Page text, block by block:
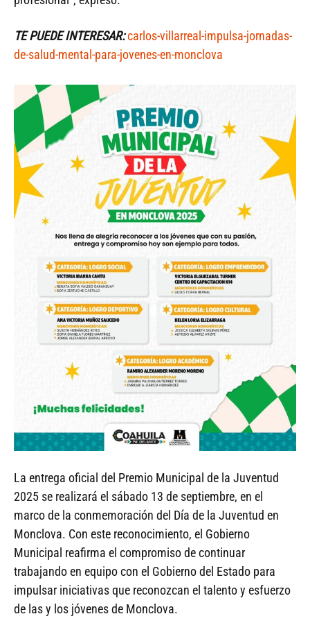
TE PUEDE INTERESAR:carlos-villarreal-impulsa-jornadas-
de-salud-mental-para-jovenes-en-monclova
La entrega oficial del Premio Municipal de la Juventud
2025 se realizará el sábado 13 de septiembre, en el
marco de la conmemoración del Día de la Juventud en
Monclova. Con este reconocimiento, el Gobierno
Municipal reafirma el compromiso de continuar
trabajando en equipo con el Gobierno del Estado para
impulsar iniciativas que reconozcan el talento y esfuerzo
de las y los jóvenes de Monclova.